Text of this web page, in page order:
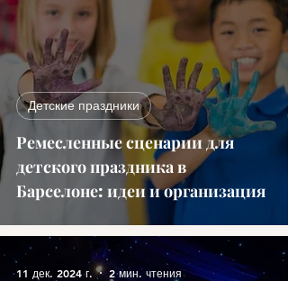
Ремесленные сценарии для
детского праздника в
Барселоне: идеи и организация
Детские праздники
11 дек. 2024 г. 2 мин. чтения